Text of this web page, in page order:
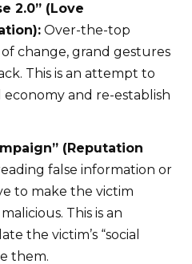
2.0” (Love
Over-the-top
change, grand gestures
This is an attempt to
and re-establish
(Reputation
false information or
to make the victim
This is an
the victim’s “social
them.